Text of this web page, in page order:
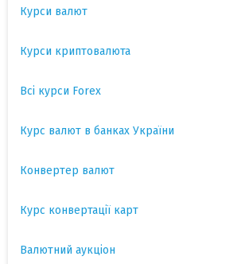
Курси валют
Курси криптовалюта
Всі курси Forex
Курс валют в банках України
Конвертер валют
Курс конвертації карт
Валютний аукціон